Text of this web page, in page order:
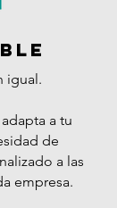
igual.
a tu
de
a las
empresa.